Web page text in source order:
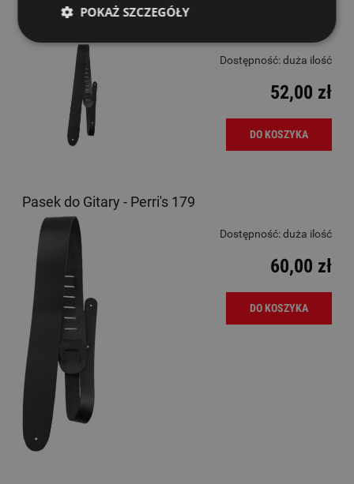
Dostępność:duża ilość
52,00 zł
DO KOSZYKA
Pasek do Gitary - Perri's 179
Dostępność:duża ilość
60,00 zł
DO KOSZYKA
POKAŻ SZCZEGÓŁY